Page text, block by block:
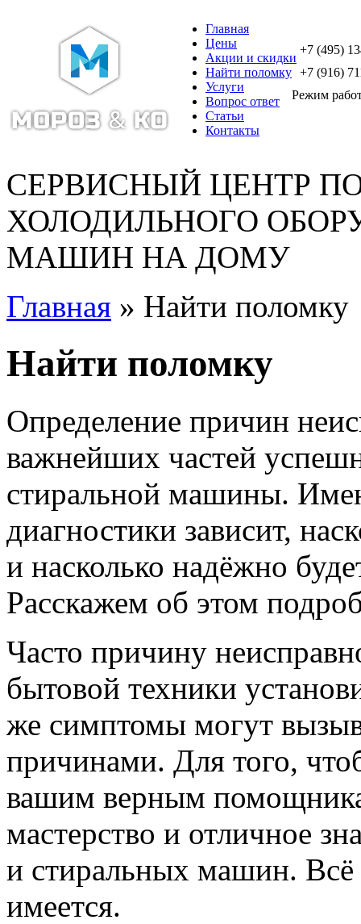
Главная
Цены
Акции и скидки
Найти поломку
Услуги
Вопрос ответ
Статьи
Контакты
+7 (495)
+7 (916)
Режим
СЕРВИСНЫЙ ЦЕНТР
ХОЛОДИЛЬНОГО
МАШИН НА ДОМУ
Главная » Найти поломку
Найти поломку
Определение причин
важнейших частей
стиральной машины.
диагностики зависит,
и насколько надёжно
Расскажем об этом
Часто причину
бытовой техники
же симптомы могут
причинами. Для того,
вашим верным
мастерство и отличное
и стиральных машин. Всё
имеется.